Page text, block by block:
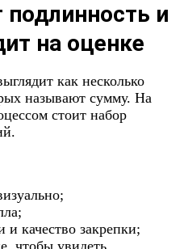
и
на оценке
как несколько
называют сумму. На
стоит набор
и качество закрепки;
чтобы увидеть